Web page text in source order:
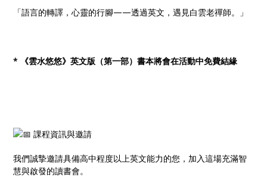
「語言的轉譯，心靈的行腳——透過英文，遇見白雲老禪師。」
* 《雲水悠悠》英文版（第一部）書本將會在活動中免費結緣
課程資訊與邀請
我們誠摯邀請具備高中程度以上英文能力的您，加入這場充滿智
慧與啟發的讀書會。